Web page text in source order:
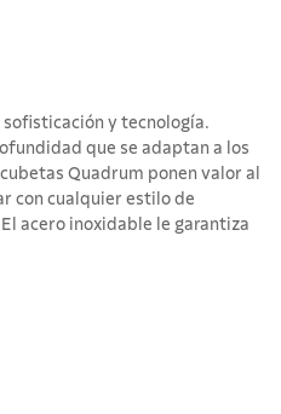
y tecnología.
que se adaptan a los
Quadrum ponen valor al
con cualquier estilo de
acero inoxidable le garantiza